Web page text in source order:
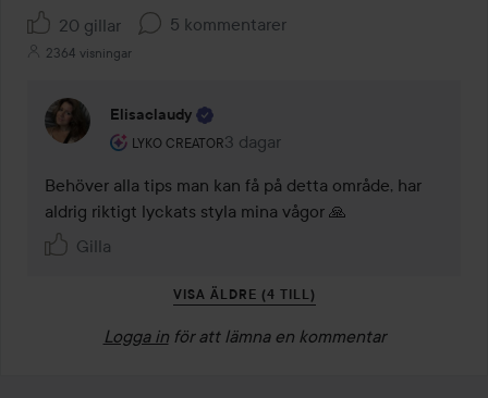
20 gillar 5 kommentarer
2364 visningar
Elisaclaudy
LYKO CREATOR
Användarens roll: Lyko Creator.
3 dagar
Kommentaren lades 3 dagar
Behöver alla tips man kan få på detta område, har
aldrig riktigt lyckats styla mina vågor 🙏
Gilla
VISA ÄLDRE (4 TILL)
Logga in för att lämna en kommentar